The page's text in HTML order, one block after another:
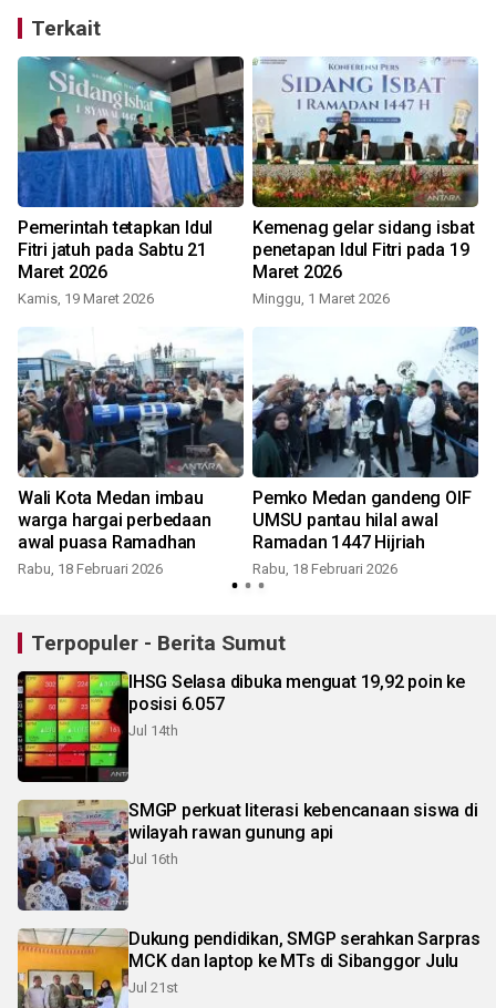
Terkait
Pemerintah tetapkan Idul
Fitri jatuh pada Sabtu 21
Maret 2026
Kamis, 19 Maret 2026
Kemenag gelar sidang isbat
penetapan Idul Fitri pada 19
Maret 2026
Minggu, 1 Maret 2026
Wali Kota Medan imbau
warga hargai perbedaan
awal puasa Ramadhan
Rabu, 18 Februari 2026
Pemko Medan gandeng OIF
UMSU pantau hilal awal
Ramadan 1447 Hijriah
Rabu, 18 Februari 2026
Terpopuler - Berita Sumut
IHSG Selasa dibuka menguat 19,92 poin ke
posisi 6.057
Jul 14th
SMGP perkuat literasi kebencanaan siswa di
wilayah rawan gunung api
Jul 16th
Dukung pendidikan, SMGP serahkan Sarpras
MCK dan laptop ke MTs di Sibanggor Julu
Jul 21st